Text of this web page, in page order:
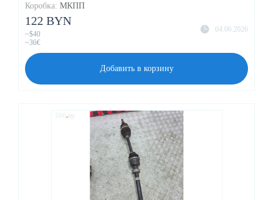
Коробка: МКПП
04.06.2026
122 BYN
~$40
~36€
Добавить в корзину